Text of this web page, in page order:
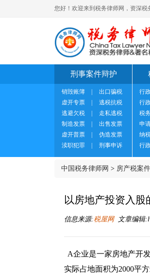
您好！欢迎来到税务律师网，资深
刑事案件辩护
销毁账簿
出口骗税
虚开专票
逃税抗税
逃避欠税
走私逃税
制造发票
出售发票
虚开普票
伪造发票
渎职犯罪
刑事申诉
行
行
税
申
纳
行
中国税务律师网 > 房产税案件
以房地产投资入股
信息来源:税屋网文章编辑
A企业是一家房地产开
实际占地面积为2000平